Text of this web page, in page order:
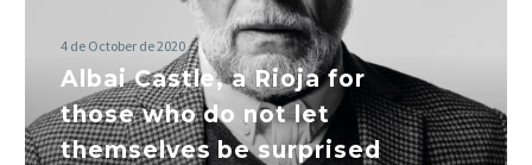
4 de October de 2020
Albai Castle, a Rioja for
those who do not let
themselves be surprised